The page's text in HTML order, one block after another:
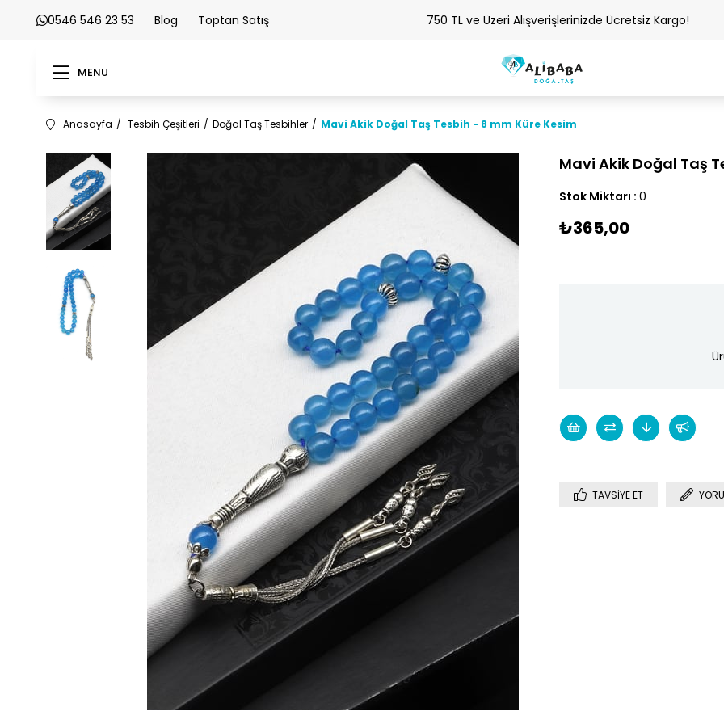
0546 546 23 53 Blog Toptan Satış 750 TL ve Üzeri Alışverişlerinizde Ücretsiz Kargo!
MENU
Anasayfa Tesbih Çeşitleri Doğal Taş Tesbihler Mavi Akik Doğal Taş Tesbih - 8 mm Küre Kesim
Mavi Akik Doğal Taş
Stok Miktarı : 0
₺365,00
TAVSIYE ET